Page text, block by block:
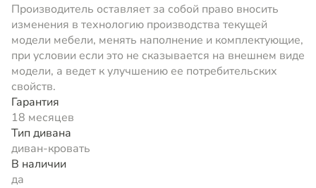
Производитель оставляет за собой право вносить
изменения в технологию производства текущей
модели мебели, менять наполнение и комплектующие,
при условии если это не сказывается на внешнем виде
модели, а ведет к улучшению ее потребительских
свойств.
Гарантия
18 месяцев
Тип дивана
диван-кровать
В наличии
да